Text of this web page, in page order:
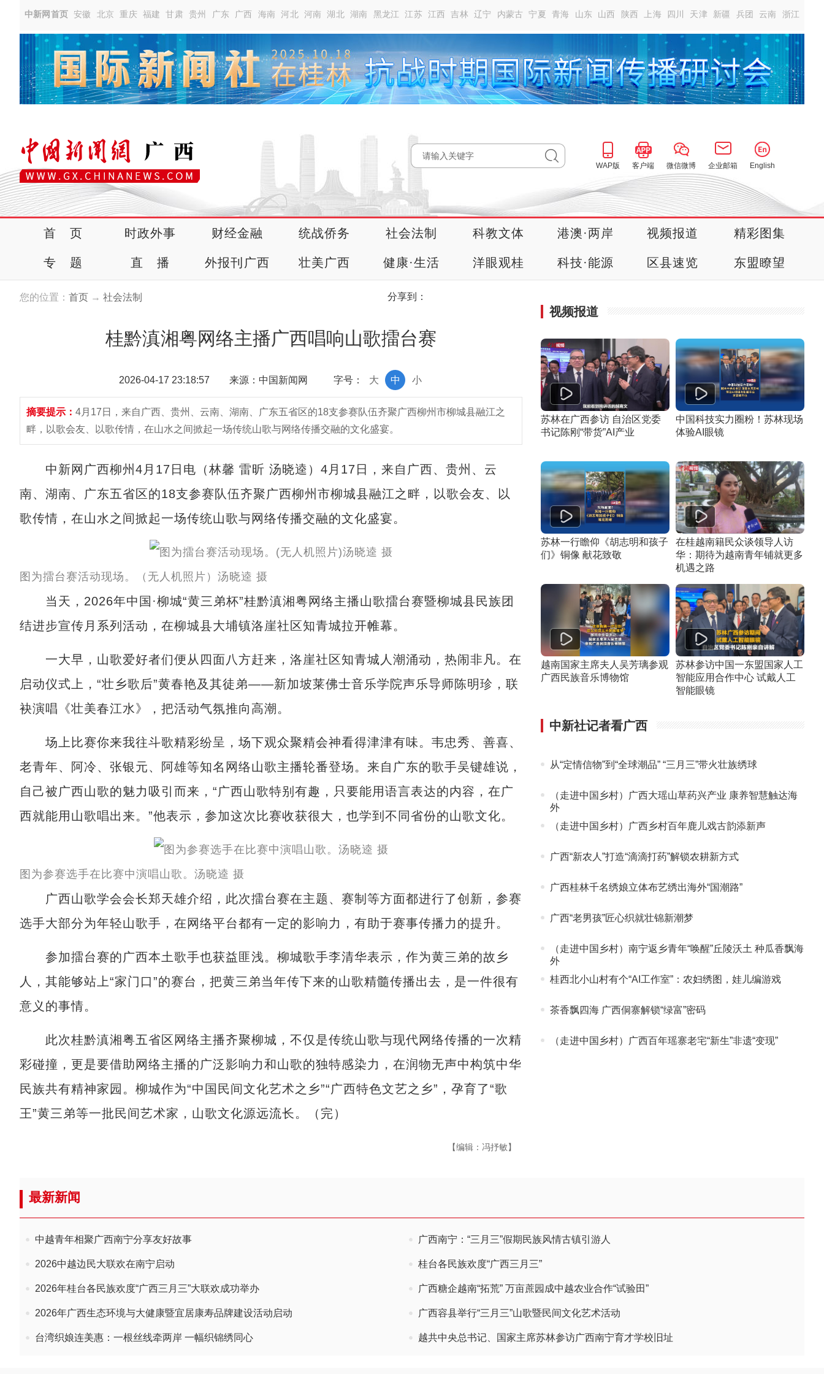
中新网首页 安徽 北京 重庆 福建 甘肃 贵州 广东 广西 海南 河北 河南 湖北 湖南 黑龙江 江苏 江西 吉林 辽宁 内蒙古 宁夏 青海 山东 山西 陕西 上海 四川 天津 新疆 兵团 云南 浙江
WAP版 客户端 微信微博 企业邮箱 English
首 页 时政外事 财经金融 统战侨务 社会法制 科教文体 港澳·两岸 视频报道 精彩图集
专 题 直 播 外报刊广西 壮美广西 健康·生活 洋眼观桂 科技·能源 区县速览 东盟瞭望
您的位置： 首页 → 社会法制 分享到：
桂黔滇湘粤网络主播广西唱响山歌擂台赛
2026-04-17 23:18:57 来源：中国新闻网 字号： 小
中
大
摘要提示： 4月17日，来自广西、贵州、云南、湖南、广东五省区的18支参赛队伍齐聚广西柳州市柳城县融江之
畔，以歌会友、以歌传情，在山水之间掀起一场传统山歌与网络传播交融的文化盛宴。
中新网广西柳州4月17日电（林馨 雷昕 汤晓逵）4月17日，来自广西、贵州、云
南、湖南、广东五省区的18支参赛队伍齐聚广西柳州市柳城县融江之畔，以歌会友、以
歌传情，在山水之间掀起一场传统山歌与网络传播交融的文化盛宴。
图为擂台赛活动现场。（无人机照片）汤晓逵 摄
当天，2026年中国·柳城“黄三弟杯”桂黔滇湘粤网络主播山歌擂台赛暨柳城县民族团
结进步宣传月系列活动，在柳城县大埔镇洛崖社区知青城拉开帷幕。
一大早，山歌爱好者们便从四面八方赶来，洛崖社区知青城人潮涌动，热闹非凡。在
启动仪式上，“壮乡歌后”黄春艳及其徒弟——新加坡莱佛士音乐学院声乐导师陈明珍，联
袂演唱《壮美春江水》，把活动气氛推向高潮。
场上比赛你来我往斗歌精彩纷呈，场下观众聚精会神看得津津有味。韦忠秀、善喜、
老青年、阿冷、张银元、阿雄等知名网络山歌主播轮番登场。来自广东的歌手吴键雄说，
自己被广西山歌的魅力吸引而来，“广西山歌特别有趣，只要能用语言表达的内容，在广
西就能用山歌唱出来。”他表示，参加这次比赛收获很大，也学到不同省份的山歌文化。
图为参赛选手在比赛中演唱山歌。汤晓逵 摄
广西山歌学会会长郑天雄介绍，此次擂台赛在主题、赛制等方面都进行了创新，参赛
选手大部分为年轻山歌手，在网络平台都有一定的影响力，有助于赛事传播力的提升。
参加擂台赛的广西本土歌手也获益匪浅。柳城歌手李清华表示，作为黄三弟的故乡
人，其能够站上“家门口”的赛台，把黄三弟当年传下来的山歌精髓传播出去，是一件很有
意义的事情。
此次桂黔滇湘粤五省区网络主播齐聚柳城，不仅是传统山歌与现代网络传播的一次精
彩碰撞，更是要借助网络主播的广泛影响力和山歌的独特感染力，在润物无声中构筑中华
民族共有精神家园。柳城作为“中国民间文化艺术之乡”“广西特色文艺之乡”，孕育了“歌
王”黄三弟等一批民间艺术家，山歌文化源远流长。（完）
【编辑：冯抒敏】
视频报道
苏林在广西参访 自治区党委
书记陈刚“带货”AI产业
中国科技实力圈粉！苏林现场
体验AI眼镜
苏林一行瞻仰《胡志明和孩子
们》铜像 献花致敬
在桂越南籍民众谈领导人访
华：期待为越南青年铺就更多
机遇之路
越南国家主席夫人吴芳璃参观
广西民族音乐博物馆
苏林参访中国一东盟国家人工
智能应用合作中心 试戴人工
智能眼镜
中新社记者看广西
从“定情信物”到“全球潮品” “三月三”带火壮族绣球
（走进中国乡村）广西大瑶山草药兴产业 康养智慧触达海
外
（走进中国乡村）广西乡村百年鹿儿戏古韵添新声
广西“新农人”打造“滴滴打药”解锁农耕新方式
广西桂林千名绣娘立体布艺绣出海外“国潮路”
广西“老男孩”匠心织就壮锦新潮梦
（走进中国乡村）南宁返乡青年“唤醒”丘陵沃土 种瓜香飘海
外
桂西北小山村有个“AI工作室”：农妇绣图，娃儿编游戏
茶香飘四海 广西侗寨解锁“绿富”密码
（走进中国乡村）广西百年瑶寨老宅“新生”非遗“变现”
最新新闻
中越青年相聚广西南宁分享友好故事 广西南宁：“三月三”假期民族风情古镇引游人
2026中越边民大联欢在南宁启动 桂台各民族欢度“广西三月三”
2026年桂台各民族欢度“广西三月三”大联欢成功举办 广西糖企越南“拓荒” 万亩蔗园成中越农业合作“试验田”
2026年广西生态环境与大健康暨宜居康寿品牌建设活动启动 广西容县举行“三月三”山歌暨民间文化艺术活动
台湾织娘连美惠：一根丝线牵两岸 一幅织锦绣同心 越共中央总书记、国家主席苏林参访广西南宁育才学校旧址